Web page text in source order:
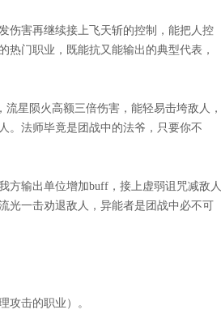
伤害再继续接上飞天斩的控制，能把人控
门职业，既能抗又能输出的典型代表，
流星陨火高额三倍伤害，能轻易击垮敌人，
。法师毕竟是团战中的法爷，只要你不
方输出单位增加buff，接上虚弱诅咒减敌人
光一击劝退敌人，异能者是团战中必不可
攻击的职业）。